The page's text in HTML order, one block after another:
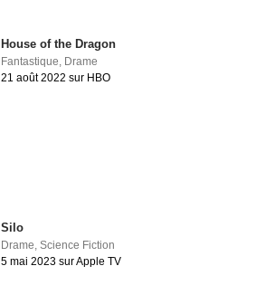
House of the Dragon
Fantastique Drame
21 août 2022 sur HBO
Silo
Drame,Science Fiction
5 mai 2023 sur Apple TV